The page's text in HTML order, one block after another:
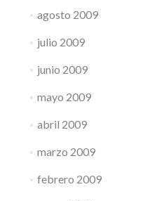
agosto 2009
julio 2009
junio 2009
mayo 2009
abril 2009
marzo 2009
febrero 2009